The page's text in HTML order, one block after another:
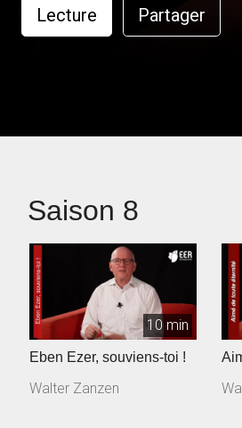
Lecture Partager
Saison 8
10 min
Eben Ezer, souviens-toi !
Walter Zanzen